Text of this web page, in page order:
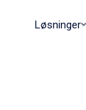
Løsninger